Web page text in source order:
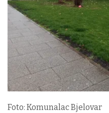
Foto: Komunalac Bjelovar